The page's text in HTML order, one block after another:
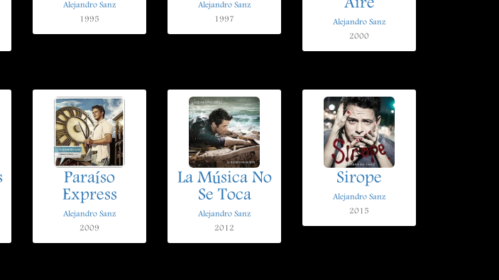
Alejandro Sanz
1995
Alejandro Sanz
1997
Alejandro Sanz
2000
Paraíso
Express
Alejandro Sanz
2009
La Música No
Se Toca
Alejandro Sanz
2012
Sirope
Alejandro Sanz
2015